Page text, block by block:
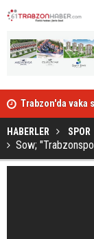
Trabzon'da vaka
HABERLER SPOR
Sow;